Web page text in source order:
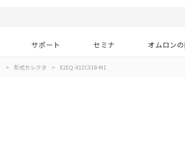
サポート セミナ オムロン
> 形式セレクタ > E2EQ-X12C318-M1